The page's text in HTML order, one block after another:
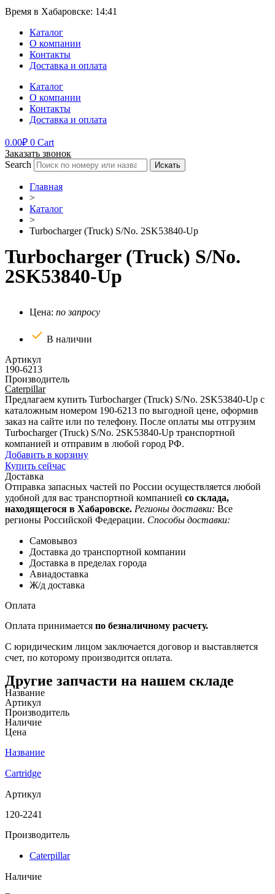
Время в Хабаровске: 14:41
Каталог
О компании
Контакты
Доставка и оплата
Каталог
О компании
Контакты
Доставка и оплата
0.00₽ 0 Cart
Заказать звонок
Search
Искать
Главная
>
Каталог
>
Turbocharger (Truck) S/No. 2SK53840-Up
Turbocharger (Truck) S/No.
2SK53840-Up
Цена: по запросу
В наличии
Артикул
190-6213
Производитель
Caterpillar
Предлагаем купить Turbocharger (Truck) S/No. 2SK53840-Up с
каталожным номером 190-6213 по выгодной цене, оформив
заказ на сайте или по телефону. После оплаты мы отгрузим
Turbocharger (Truck) S/No. 2SK53840-Up транспортной
компанией и отправим в любой город РФ.
Добавить в корзину
Купить сейчас
Доставка
Отправка запасных частей по России осуществляется любой
удобной для вас транспортной компанией со склада,
находящегося в Хабаровске. Регионы доставки: Все
регионы Российской Федерации. Способы доставки:
Самовывоз
Доставка до транспортной компании
Доставка в пределах города
Авиадоставка
Ж/д доставка
Оплата
Оплата принимается по безналичному расчету.
С юридическим лицом заключается договор и выставляется
счет, по которому производится оплата.
Другие запчасти на нашем складе
Название
Артикул
Производитель
Наличие
Цена
Название
Cartridge
Артикул
120-2241
Производитель
Caterpillar
Наличие